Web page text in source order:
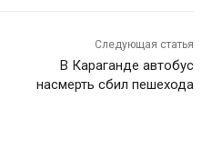
Следующая статья
В Караганде автобус
насмерть сбил пешехода